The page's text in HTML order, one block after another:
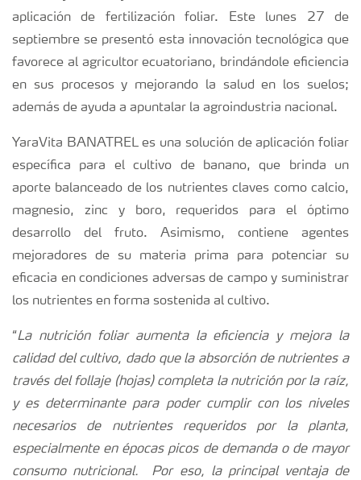
aplicación de fertilización foliar. Este lunes 27 de
septiembre se presentó esta innovación tecnológica que
favorece al agricultor ecuatoriano, brindándole eficiencia
en sus procesos y mejorando la salud en los suelos;
además de ayuda a apuntalar la agroindustria nacional.
YaraVita BANATREL es una solución de aplicación foliar
específica para el cultivo de banano, que brinda un
aporte balanceado de los nutrientes claves como calcio,
magnesio, zinc y boro, requeridos para el óptimo
desarrollo del fruto. Asimismo, contiene agentes
mejoradores de su materia prima para potenciar su
eficacia en condiciones adversas de campo y suministrar
los nutrientes en forma sostenida al cultivo.
“La nutrición foliar aumenta la eficiencia y mejora la
calidad del cultivo, dado que la absorción de nutrientes a
través del follaje (hojas) completa la nutrición por la raíz,
y es determinante para poder cumplir con los niveles
necesarios de nutrientes requeridos por la planta,
especialmente en épocas picos de demanda o de mayor
consumo nutricional. Por eso, la principal ventaja de